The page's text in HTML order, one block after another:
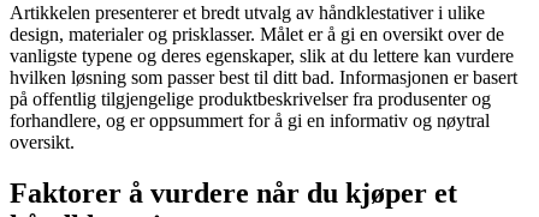
Artikkelen presenterer et bredt utvalg av håndklestativer i ulike
design, materialer og prisklasser. Målet er å gi en oversikt over de
vanligste typene og deres egenskaper, slik at du lettere kan vurdere
hvilken løsning som passer best til ditt bad. Informasjonen er basert
på offentlig tilgjengelige produktbeskrivelser fra produsenter og
forhandlere, og er oppsummert for å gi en informativ og nøytral
oversikt.
Faktorer å vurdere når du kjøper et